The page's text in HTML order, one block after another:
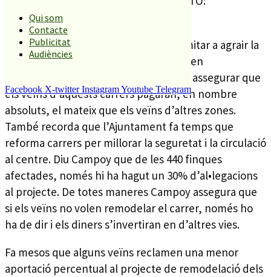
Qui som
Contacte
Publicitat
Audiències
Facebook X-twitter InstagramYoutube Telegram
RP
Durant el plenari, l’alcaldessa es va limitar a agrair la
intervenció dels veïns. Posteriorment en
declaracions a RP, Conxita Campoy, va assegurar que
els veïns d’aquests carrers pagaran, en nombre
absoluts, el mateix que els veïns d’altres zones.
També recorda que l’Ajuntament fa temps que
reforma carrers per millorar la seguretat i la circulació
al centre. Diu Campoy que de les 440 finques
afectades, només hi ha hagut un 30% d’al•legacions
al projecte. De totes maneres Campoy assegura que
si els veïns no volen remodelar el carrer, només ho
ha de dir i els diners s’invertiran en d’altres vies.
Fa mesos que alguns veïns reclamen una menor
aportació percentual al projecte de remodelació dels